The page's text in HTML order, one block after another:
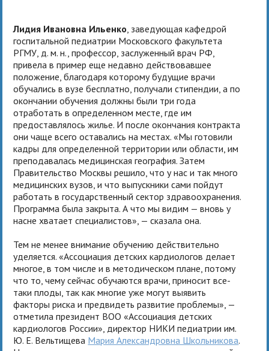
Лидия Ивановна Ильенко , заведующая кафедрой
госпитальной педиатрии Московского факультета
РГМУ, д. м. н., профессор, заслуженный врач РФ,
привела в пример еще недавно действовавшее
положение, благодаря которому будущие врачи
обучались в вузе бесплатно, получали стипендии, а по
окончании обучения должны были три года
отработать в определенном месте, где им
предоставлялось жилье. И после окончания контракта
они чаще всего оставались на местах. «Мы готовили
кадры для определенной территории или области, им
преподавалась медицинская география. Затем
Правительство Москвы решило, что у нас и так много
медицинских вузов, и что выпускники сами пойдут
работать в государственный сектор здравоохранения.
Программа была закрыта. А что мы видим — вновь у
насне хватает специалистов», — сказала она.
Тем не менее внимание обучению действительно
уделяется. «Ассоциация детских кардиологов делает
многое, в том числе и в методическом плане, потому
что то, чему сейчас обучаются врачи, приносит все-
таки плоды, так как многие уже могут выявить
факторы риска и предвидеть развитие проблемы», —
отметила президент ВОО «Ассоциация детских
кардиологов России», директор НИКИ педиатрии им.
Ю. Е. Вельтищева Мария Александровна Школьникова.